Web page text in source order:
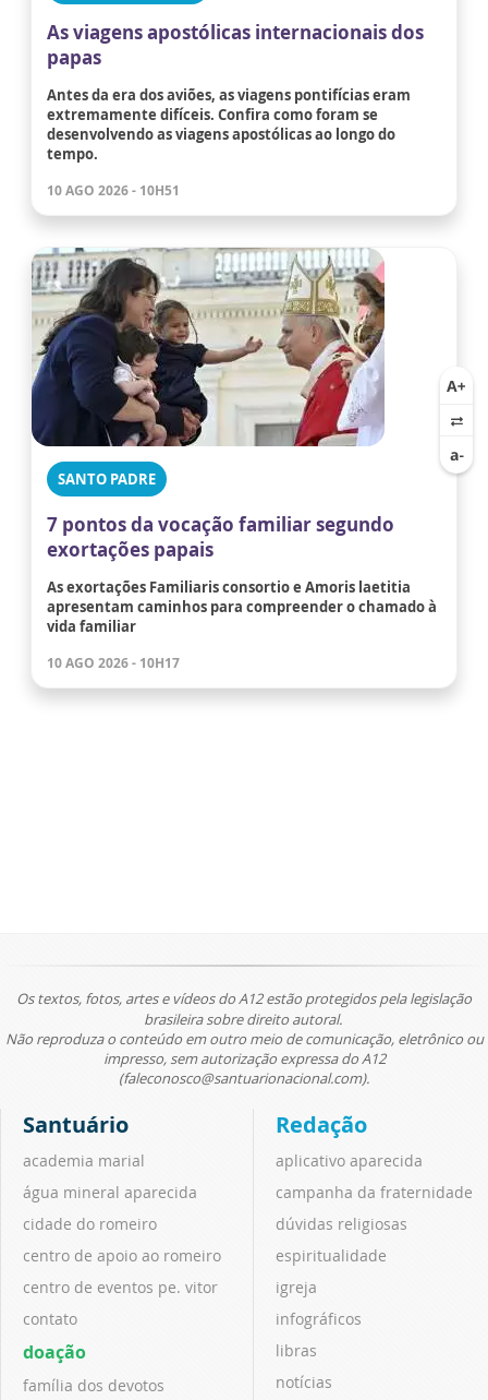
As viagens apostólicas internacionais dos
papas
Antes da era dos aviões, as viagens pontifícias eram
extremamente difíceis. Confira como foram se
desenvolvendo as viagens apostólicas ao longo do
tempo.
10 AGO 2026 - 10H51
SANTO PADRE
7 pontos da vocação familiar segundo
exortações papais
As exortações Familiaris consortio e Amoris laetitia
apresentam caminhos para compreender o chamado à
vida familiar
10 AGO 2026 - 10H17
Os textos, fotos, artes e vídeos do A12 estão protegidos pela legislação
brasileira sobre direito autoral.
Não reproduza o conteúdo em outro meio de comunicação, eletrônico ou
impresso, sem autorização expressa do A12
(faleconosco@santuarionacional.com).
Santuário
academia marial
água mineral aparecida
cidade do romeiro
centro de apoio ao romeiro
centro de eventos pe. vitor
contato
doação
família dos devotos
Redação
aplicativo aparecida
campanha da fraternidade
dúvidas religiosas
espiritualidade
igreja
infográficos
libras
notícias